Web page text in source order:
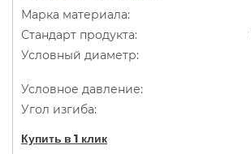
Купить в 1 клик